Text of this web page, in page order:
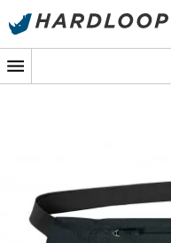
Letnie promocje 🔥 -